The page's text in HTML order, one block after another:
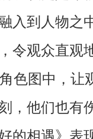
入到人物之
令观众直观
色图中，让
，他们也有
的相遇》表